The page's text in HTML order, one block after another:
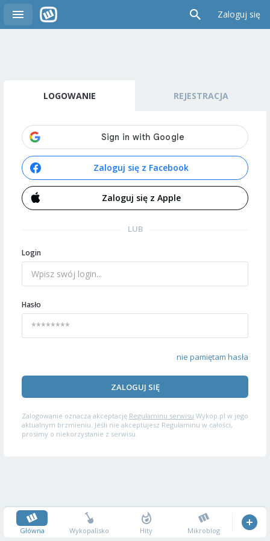
Zaloguj się
LOGOWANIE REJESTRACJA
Zaloguj się z Facebook
Zaloguj się z Apple
LUB
Login
Hasło
nie pamiętam hasła
ZALOGUJ SIĘ
Zalogowanie oznacza akceptację Regulaminu serwisu Wykop.pl w jego
aktualnym brzmieniu. Jeśli nie akceptujesz Regulaminu w całości,
prosimy o niekorzystanie z serwisu.
Główna Wykopalisko Hity Mikroblog